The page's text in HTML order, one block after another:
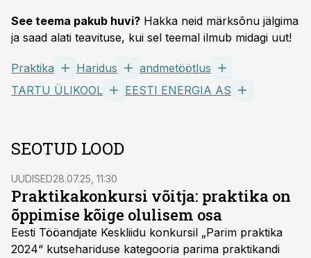
See teema pakub huvi? Hakka neid märksõnu jälgima
ja saad alati teavituse, kui sel teemal ilmub midagi uut!
Praktika Haridus
andmetöötlus
TARTU ÜLIKOOL
EESTI ENERGIA AS
SEOTUD LOOD
UUDISED28.07.25, 11:30
Praktikakonkursi võitja: praktika on
õppimise kõige olulisem osa
Eesti Tööandjate Keskliidu konkursil „Parim praktika
2024“ kutsehariduse kategooria parima praktikandi